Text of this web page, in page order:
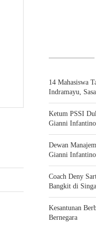
14 Mahasiswa
Indramayu,
Ketum PSSI
Gianni
Dewan
Gianni Infantino
Coach Deny
Bangkit di
Kesantunan
Bernegara